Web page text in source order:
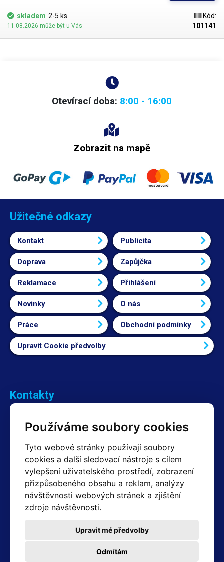
Používáme soubory cookies
Tyto webové stránky používají soubory
cookies a další sledovací nástroje s cílem
vylepšení uživatelského prostředí, zobrazení
přizpůsobeného obsahu a reklam, analýzy
návštěvnosti webových stránek a zjištění
zdroje návštěvnosti.
Odmítám
Upravit mé předvolby
skladem 2-5 ks
11.08.2026 může být u Vás
Kód:
101141
Otevírací doba: 8:00 - 16:00
Zobrazit na mapě
Užitečné odkazy
Kontakt Publicita
Doprava Zapůjčka
Reklamace Přihlášení
Novinky O nás
Práce Obchodní podmínky
Upravit Cookie předvolby
Kontakty
+420 603 357 606 +420 605 234 204
Fakturační a expediční oddělení
+420 605 259 759 (Po–Pá: 7:30 – 15:00)
Technické oddělení
+420 603 355 085 (Po–Pá: 8:00 – 16:00)
servis@hotair.cz
Platba jen v hotovosti